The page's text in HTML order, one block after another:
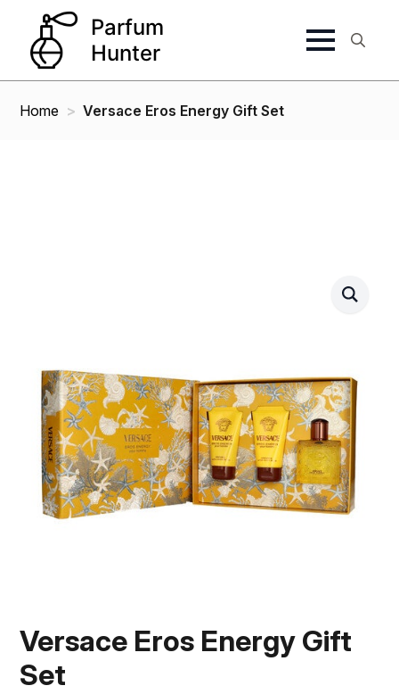
Home Versace Eros Energy Gift Set
Versace Eros Energy Gift
Set